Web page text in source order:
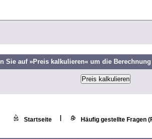
Sie auf »Preis kalkulieren« um die
Startseite Häufig gestellte Fragen